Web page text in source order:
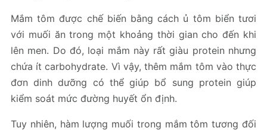
Mắm tôm được chế biến bằng cách ủ tôm biển tươi
với muối ăn trong một khoảng thời gian cho đến khi
lên men. Do đó, loại mắm này rất giàu protein nhưng
chứa ít carbohydrate. Vì vậy, thêm mắm tôm vào thực
đơn dinh dưỡng có thể giúp bổ sung protein giúp
kiểm soát mức đường huyết ổn định.
Tuy nhiên, hàm lượng muối trong mắm tôm tương đối